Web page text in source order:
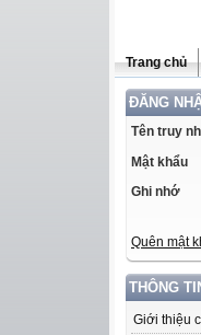
Trang chủ
ĐĂNG
Tên truy
Mật khẩu
Ghi nhớ
Quên mật
THÔNG
Giới thiệu